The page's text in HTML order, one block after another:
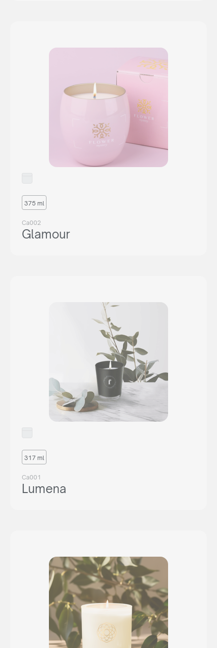
375 ml
Ca002
Glamour
317 ml
Ca001
Lumena
Reprezentujesz
agencję reklamową?
Chcesz nawiązać z nami długoletnią współpracę? Sprawdź
lub zadzwoń:
odpowiedniego dystrybutora w Twoim kraju.
ZAPYTAJ GDZIE KUPIĆ
lub napisz: support@maxim.com.pl